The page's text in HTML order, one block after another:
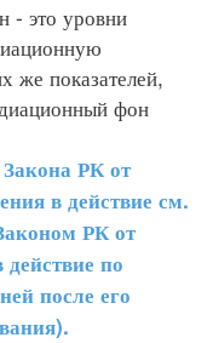
это уровни
же показателей,
фон
РК от
в действие см.
РК от
действие по
после его